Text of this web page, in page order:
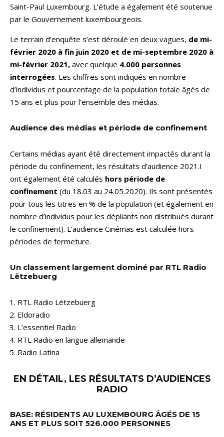
Saint-Paul Luxembourg. L’étude a également été soutenue
par le Gouvernement luxembourgeois.
Le terrain d’enquête s’est déroulé en deux vagues, de mi-
février 2020 à fin juin 2020 et de mi-septembre 2020 à
mi-février 2021, avec quelque 4.000 personnes
interrogées. Les chiffres sont indiqués en nombre
d’individus et pourcentage de la population totale âgés de
15 ans et plus pour l’ensemble des médias.
Audience des médias et période de confinement
Certains médias ayant été directement impactés durant la
période du confinement, les résultats d’audience 2021.I
ont également été calculés hors période de
confinement (du 18.03 au 24.05.2020). Ils sont présentés
pour tous les titres en % de la population (et également en
nombre d’individus pour les dépliants non distribués durant
le confinement). L’audience Cinémas est calculée hors
périodes de fermeture.
Un classement largement dominé par RTL Radio
Lëtzebuerg
RTL Radio Lëtzebuerg
Eldoradio
L’essentiel Radio
RTL Radio en langue allemande
Radio Latina
EN DÉTAIL, LES RÉSULTATS D’AUDIENCES
RADIO
BASE: RÉSIDENTS AU LUXEMBOURG ÂGÉS DE 15
ANS ET PLUS SOIT 526.000 PERSONNES